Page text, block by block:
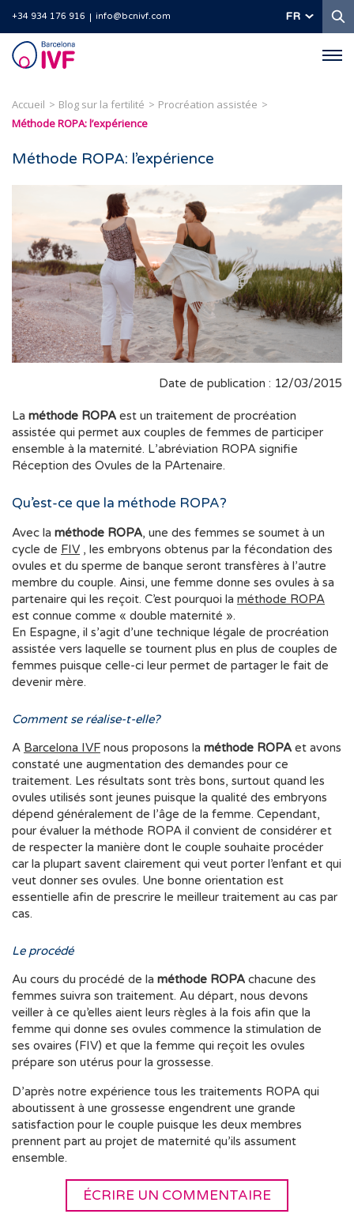
+34 934 176 916 info@bcnivf.com FR
Barcelona
IVF
Accueil Blog sur la fertilité
Procréation assistée
Méthode ROPA: l’expérience
Méthode ROPA: l’expérience
Date de publication : 12/03/2015
La méthode ROPA est un traitement de procréation
assistée qui permet aux couples de femmes de participer
ensemble à la maternité. L’abréviation ROPA signifie
Réception des Ovules de la PArtenaire.
Qu’est-ce que la méthode ROPA?
Avec la méthode ROPA, une des femmes se soumet à un
cycle de FIV
ovules et du sperme de banque seront transfères à l’autre
membre du couple. Ainsi, une femme donne ses ovules à sa
partenaire qui les reçoit. C’est pourquoi la méthode ROPA
est connue comme « double maternité ».
En Espagne, il s’agit d’une technique légale de procréation
assistée vers laquelle se tournent plus en plus de couples de
femmes puisque celle-ci leur permet de partager le fait de
devenir mère.
Comment se réalise-t-elle?
A Barcelona IVF nous proposons la méthode ROPA et avons
constaté une augmentation des demandes pour ce
traitement. Les résultats sont très bons, surtout quand les
ovules utilisés sont jeunes puisque la qualité des embryons
dépend généralement de l’âge de la femme. Cependant,
pour évaluer la méthode ROPA il convient de considérer et
de respecter la manière dont le couple souhaite procéder
car la plupart savent clairement qui veut porter l’enfant et qui
veut donner ses ovules. Une bonne orientation est
essentielle afin de prescrire le meilleur traitement au cas par
cas.
Le procédé
Au cours du procédé de la méthode ROPA chacune des
femmes suivra son traitement. Au départ, nous devons
veiller à ce qu’elles aient leurs règles à la fois afin que la
femme qui donne ses ovules commence la stimulation de
ses ovaires (FIV) et que la femme qui reçoit les ovules
prépare son utérus pour la grossesse.
D’après notre expérience tous les traitements ROPA qui
aboutissent à une grossesse engendrent une grande
satisfaction pour le couple puisque les deux membres
prennent part au projet de maternité qu’ils assument
ensemble.
ÉCRIRE UN COMMENTAIRE